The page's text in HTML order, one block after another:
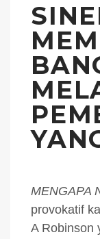
MENGAPA
provokatif
A Robinson